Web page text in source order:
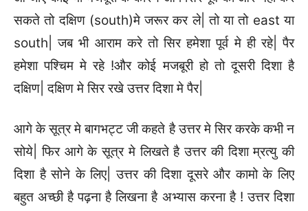
सकते तो दक्षिण (south)मे जरूर कर ले| तो या तो east या
south| जब भी आराम करे तो सिर हमेशा पूर्व मे ही रहे| पैर
हमेशा पश्चिम मे रहे !और कोई मजबूरी हो तो दूसरी दिशा है
दक्षिण| दक्षिण मे सिर रखे उत्तर दिशा मे पैर|
आगे के सूत्र मे बागभट्ट जी कहते है उत्तर मे सिर करके कभी न
सोये| फिर आगे के सूत्र मे लिखते है उत्तर की दिशा म्रत्यु की
दिशा है सोने के लिए| उत्तर की दिशा दूसरे और कामो के लिए
बहुत अच्छी है पढ़ना है लिखना है अभ्यास करना है ! उत्तर दिशा